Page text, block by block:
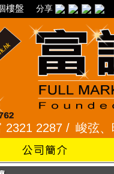
樓盤 分享
/峻弦、曉暉花園